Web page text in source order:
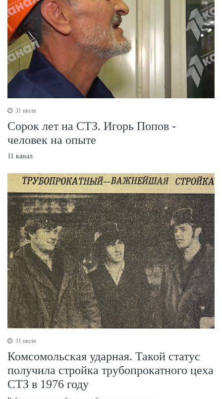
31 июля
Сорок лет на СТЗ. Игорь Попов -
человек на опыте
11 канал
31 июля
Комсомольская ударная. Такой статус
получила стройка трубопрокатного цеха
СТЗ в 1976 году